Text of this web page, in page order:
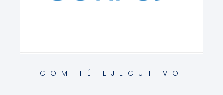
COMITÉ EJECUTIVO